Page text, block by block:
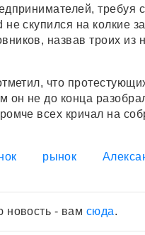
скупился на колкие
назвав троих из
что
он не до конца
всех кричал на
рынок
новость - вам сюда.